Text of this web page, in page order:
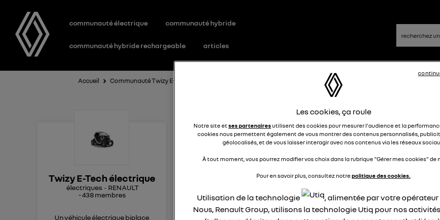
communauté électrique communauté hybride
communauté hybride rechargeable articles
Accueil Communauté Twizy E-Tech électrique
Twizy E-Tech électrique
électriques
RENAULT
-438membres
Un véhicule électrique biplace
batterie Twizy
lalalala
lorsque je mets le contact les lumières du tableau de bord ne
s'allument que très faiblement.
je ne peux pas désamorcer le frein a main probablement car il
pas assez de batterie pour transmettre l'info.
Les cookies, ça roule
Notre site etses partenairesutilisent des cookies pour mesurer l'audience et la
cookies nous permettent également de vous montrer des contenus personnalisés,
géolocalisés, et de vous laisser interagir avec nos contenus via les réseaux
À tout moment, vous pourrez modifier vos choix dans la rubrique "Gérer mes cookies" de
Pour en savoir plus, consultez notrepolitique des cookies.
Utilisation de la technologie
, alimentée par votre
Nous, Renault Group, utilisons la technologie Utiq pour nos